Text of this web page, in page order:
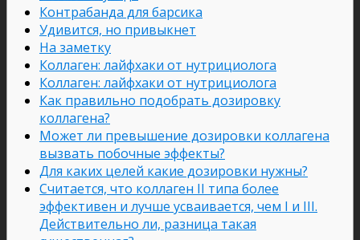
Контрабанда для барсика
Удивится, но привыкнет
На заметку
Коллаген: лайфхаки от нутрициолога
Коллаген: лайфхаки от нутрициолога
Как правильно подобрать дозировку
коллагена?
Может ли превышение дозировки коллагена
вызвать побочные эффекты?
Для каких целей какие дозировки нужны?
Считается, что коллаген II типа более
эффективен и лучше усваивается, чем I и III.
Действительно ли, разница такая